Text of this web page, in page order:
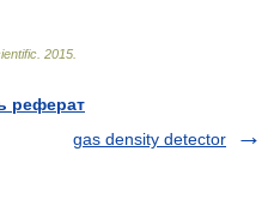
2015
реферат
gas density detector